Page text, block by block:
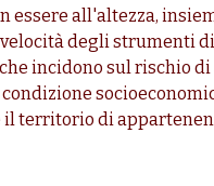
essere all'altezza,
velocità degli strumenti
incidono sul rischio
condizione
territorio di